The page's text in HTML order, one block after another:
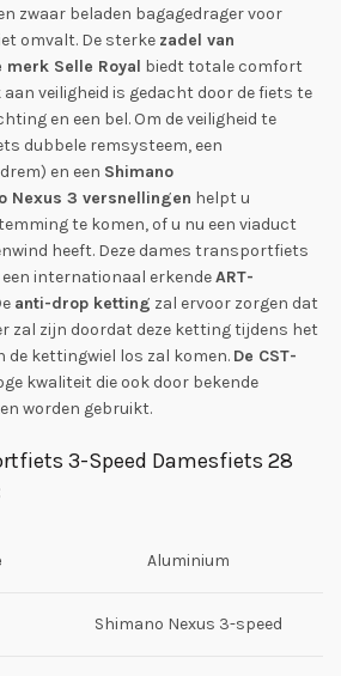
zwaar beladen bagagedrager voor
omvalt. De sterke zadel van
merk Selle Royal biedt totale comfort
veiligheid is gedacht door de fiets te
en een bel. Om de veiligheid te
dubbele remsysteem, een
en een Shimano
Nexus 3 versnellingen helpt u
te komen, of u nu een viaduct
heeft. Deze dames transportfiets
internationaal erkendeART-
anti-drop ketting zal ervoor zorgen dat
zal zijn doordat deze ketting tijdens het
de kettingwiel los zal komen. De CST-
kwaliteit die ook door bekende
worden gebruikt.
3-Speed Damesfiets 28
Aluminium
Shimano Nexus 3-speed